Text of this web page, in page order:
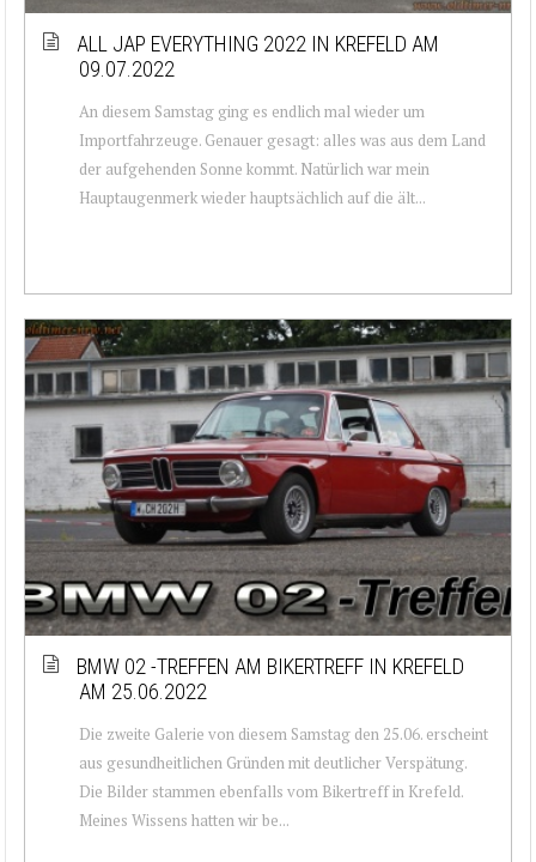
ALL JAP EVERYTHING 2022 IN KREFELD AM
09.07.2022
An diesem Samstag ging es endlich mal wieder um
Importfahrzeuge. Genauer gesagt: alles was aus dem Land
der aufgehenden Sonne kommt. Natürlich war mein
Hauptaugenmerk wieder hauptsächlich auf die ält...
BMW 02 -TREFFEN AM BIKERTREFF IN KREFELD
AM 25.06.2022
Die zweite Galerie von diesem Samstag den 25.06. erscheint
aus gesundheitlichen Gründen mit deutlicher Verspätung.
Die Bilder stammen ebenfalls vom Bikertreff in Krefeld.
Meines Wissens hatten wir be...